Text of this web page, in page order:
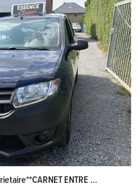
ENTRE ...